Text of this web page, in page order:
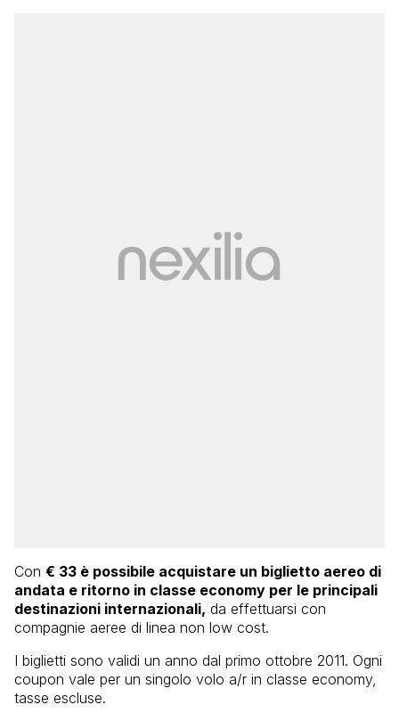
Con € 33 è possibile acquistare un biglietto aereo di
andata e ritorno in classe economy per le principali
destinazioni internazionali, da effettuarsi con
compagnie aeree di linea non low cost.
I biglietti sono validi un anno dal primo ottobre 2011. Ogni
coupon vale per un singolo volo a/r in classe economy,
tasse escluse.